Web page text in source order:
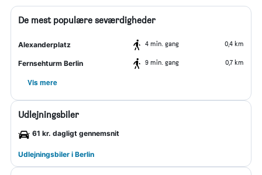
De mest populære seværdigheder
Alexanderplatz 4 min. gang 0,4 km
Fernsehturm Berlin 9 min. gang 0,7 km
Vis mere
Udlejningsbiler
61 kr. dagligt gennemsnit
Udlejningsbiler i Berlin